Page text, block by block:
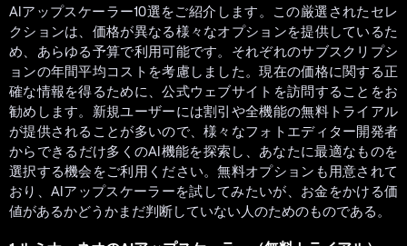
AIアップスケーラー10選をご紹介します。この厳選されたセレ
クションは、価格が異なる様々なオプションを提供しているた
め、あらゆる予算で利用可能です。それぞれのサブスクリプシ
ョンの年間平均コストを考慮しました。現在の価格に関する正
確な情報を得るために、公式ウェブサイトを訪問することをお
勧めします。新規ユーザーには割引や全機能の無料トライアル
が提供されることが多いので、様々なフォトエディター開発者
からできるだけ多くのAI機能を探索し、あなたに最適なものを
選択する機会をご利用ください。無料オプションも用意されて
おり、AIアップスケーラーを試してみたいが、お金をかける価
値があるかどうかまだ判断していない人のためのものである。